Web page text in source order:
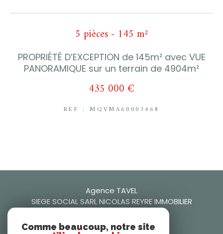
5 pièces - 145 m²
PROPRIÉTÉ D’EXCEPTION de 145m² avec VUE
PANORAMIQUE sur un terrain de 4904m²
435 000 €
REF : MQVMA60003468
Agence TAVEL
SIEGE SOCIAL SARL NICOLAS REYRE IMMOBILIER
0466509942
Comme beaucoup, notre site